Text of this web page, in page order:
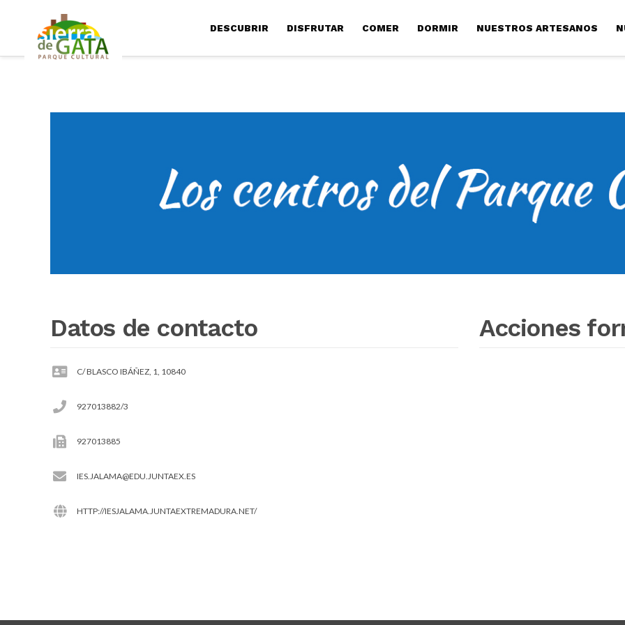
DESCUBRIR DISFRUTAR COMER DORMIR NUESTROS ARTESANOS
Datos de contacto
C/ BLASCO IBÁÑEZ, 1, 10840
927013882/3
927013885
IES.JALAMA@EDU.JUNTAEX.ES
HTTP://IESJALAMA.JUNTAEXTREMADURA.NET/
Acciones